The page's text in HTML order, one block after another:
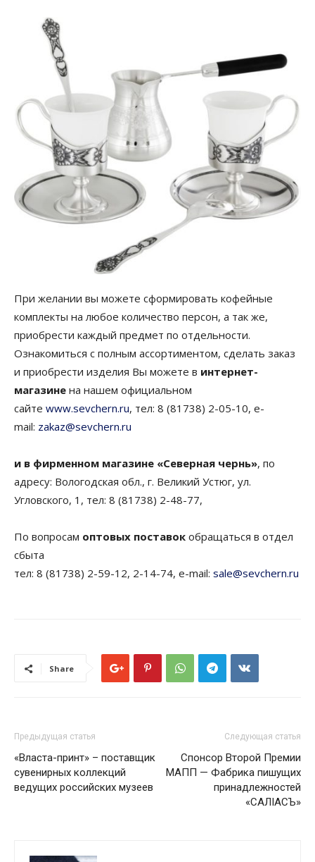
При желании вы можете сформировать кофейные
комплекты на любое количество персон, а так же,
приобрести каждый предмет по отдельности.
Ознакомиться с полным ассортиментом, сделать заказ
и приобрести изделия Вы можете в интернет-
магазине на нашем официальном
сайте www.sevchern.ru, тел: 8 (81738) 2-05-10, e-
mail: zakaz@sevchern.ru
и в фирменном магазине «Северная чернь», по
адресу: Вологодская обл., г. Великий Устюг, ул.
Угловского, 1, тел: 8 (81738) 2-48-77,
По вопросам оптовых поставок обращаться в отдел
сбыта
тел: 8 (81738) 2-59-12, 2-14-74, e-mail: sale@sevchern.ru
Share
Предыдущая статья
«Власта-принт» – поставщик
сувенирных коллекций
ведущих российских музеев
Следующая статья
Спонсор Второй Премии
МАПП — Фабрика пишущих
принадлежностей
«САЛIАСЪ»